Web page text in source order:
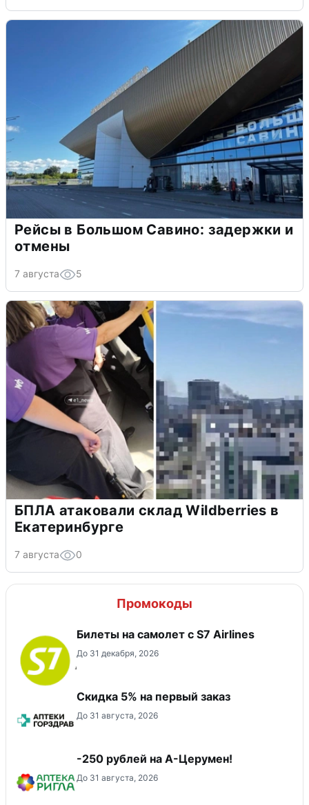
Рейсы в Большом Савино: задержки и
отмены
7 августа 5
БПЛА атаковали склад Wildberries в
Екатеринбурге
7 августа 0
Промокоды
Билеты на самолет с S7 Airlines
До 31 декабря, 2026
Скидка 5% на первый заказ
До 31 августа, 2026
-250 рублей на А-Церумен!
До 31 августа, 2026